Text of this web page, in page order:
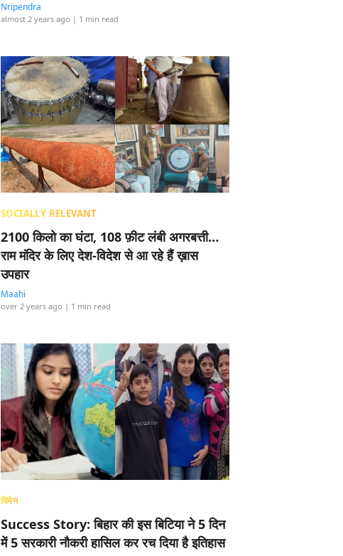
Nripendra
almost 2 years ago | 1 min read
SOCIALLY RELEVANT
2100 किलो का घंटा, 108 फ़ीट लंबी अगरबत्ती…
राम मंदिर के लिए देश-विदेश से आ रहे हैं ख़ास
उपहार
Maahi
over 2 years ago | 1 min read
विमेन
Success Story: बिहार की इस बिटिया ने 5 दिन
में 5 सरकारी नौकरी हासिल कर रच दिया है इतिहास